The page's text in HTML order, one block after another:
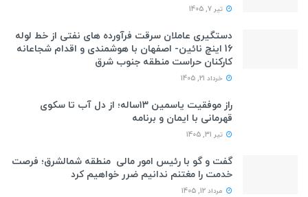
تیر 7, 1405
دستگیری عاملان سرقت فرآورده های نفتی از خط لوله
16 اینچ نائین- اصفهان با هوشمندی و اقدام شجاعانه
کارکنان حراست منطقه جنوب شرق
خرداد 21, 1405
راز موفقیت یاسمین ۱۳ساله؛ از دل آب تا سکوی
قهرمانی با ایمان و برنامه
تیر 31, 1405
گفت و گو با رئیس امور مالی منطقه شمالشرق؛ فرصت
خدمت را مغتنم ندانیم ضرر خواهیم کرد
مرداد 12, 1405